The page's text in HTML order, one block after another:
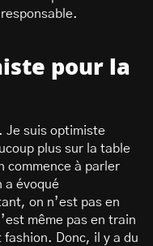
pour la
Je suis optimiste
plus sur la table
commence à parler
a évoqué
on n’est pas en
même pas en train
Donc, il y a du